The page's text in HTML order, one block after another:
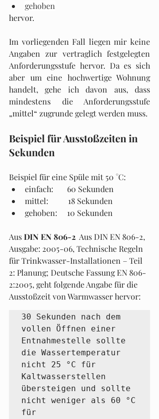
gehoben
hervor.
Im vorliegenden Fall liegen mir keine
Angaben zur vertraglich festgelegten
Anforderungsstufe hervor. Da es sich
aber um eine hochwertige Wohnung
handelt, gehe ich davon aus, dass
mindestens die Anforderungsstufe
„mittel“ zugrunde gelegt werden muss.
Beispiel für Ausstoßzeiten in
Sekunden
Beispiel für eine Spüle mit 50 °C:
einfach:       60 Sekunden
mittel:          18 Sekunden
gehoben:     10 Sekunden
Aus DIN EN 806-2
  Aus DIN EN 806-2,
Ausgabe: 2005-06, Technische Regeln
für Trinkwasser-Installationen – Teil
2: Planung; Deutsche Fassung EN 806-
2:2005, geht folgende Angabe für die
Ausstoßzeit von Warmwasser hervor:
30 Sekunden nach dem
vollen Öffnen einer
Entnahmestelle sollte
die Wassertemperatur
nicht 25 °C für
Kaltwasserstellen
übersteigen und sollte
nicht weniger als 60 °C
für